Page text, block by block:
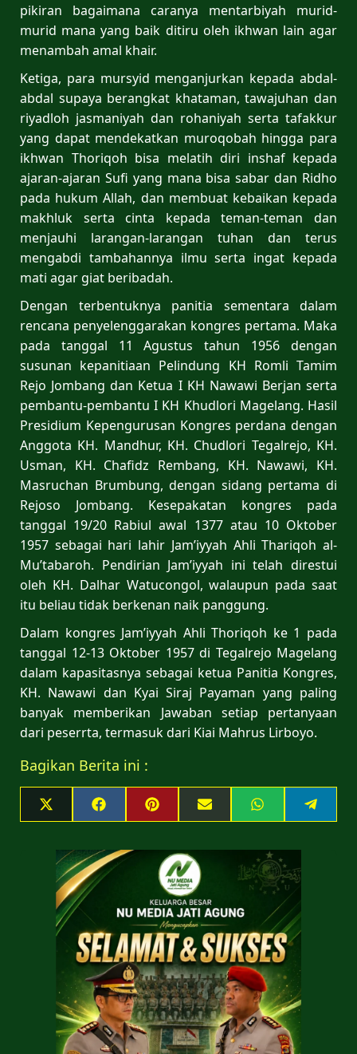
pikiran bagaimana caranya mentarbiyah murid-
murid mana yang baik ditiru oleh ikhwan lain agar
menambah amal khair.
Ketiga, para mursyid menganjurkan kepada abdal-
abdal supaya berangkat khataman, tawajuhan dan
riyadloh jasmaniyah dan rohaniyah serta tafakkur
yang dapat mendekatkan muroqobah hingga para
ikhwan Thoriqoh bisa melatih diri inshaf kepada
ajaran-ajaran Sufi yang mana bisa sabar dan Ridho
pada hukum Allah, dan membuat kebaikan kepada
makhluk serta cinta kepada teman-teman dan
menjauhi larangan-larangan tuhan dan terus
mengabdi tambahannya ilmu serta ingat kepada
mati agar giat beribadah.
Dengan terbentuknya panitia sementara dalam
rencana penyelenggarakan kongres pertama. Maka
pada tanggal 11 Agustus tahun 1956 dengan
susunan kepanitiaan Pelindung KH Romli Tamim
Rejo Jombang dan Ketua I KH Nawawi Berjan serta
pembantu-pembantu I KH Khudlori Magelang. Hasil
Presidium Kepengurusan Kongres perdana dengan
Anggota KH. Mandhur, KH. Chudlori Tegalrejo, KH.
Usman, KH. Chafidz Rembang, KH. Nawawi, KH.
Masruchan Brumbung, dengan sidang pertama di
Rejoso Jombang. Kesepakatan kongres pada
tanggal 19/20 Rabiul awal 1377 atau 10 Oktober
1957 sebagai hari lahir Jam’iyyah Ahli Thariqoh al-
Mu’tabaroh. Pendirian Jam’iyyah ini telah direstui
oleh KH. Dalhar Watucongol, walaupun pada saat
itu beliau tidak berkenan naik panggung.
Dalam kongres Jam’iyyah Ahli Thoriqoh ke 1 pada
tanggal 12-13 Oktober 1957 di Tegalrejo Magelang
dalam kapasitasnya sebagai ketua Panitia Kongres,
KH. Nawawi dan Kyai Siraj Payaman yang paling
banyak memberikan Jawaban setiap pertanyaan
dari peserrta, termasuk dari Kiai Mahrus Lirboyo.
Bagikan Berita ini :